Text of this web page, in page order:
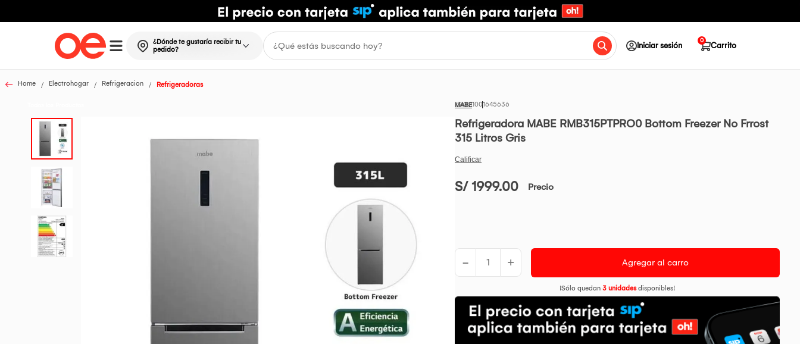
¿Dónde te gustaría recibir tu
pedido?
Iniciar sesión Carrito
0
Home Electrohogar Refrigeracion Refrigeradoras
MABE1001645636
Refrigeradora MABE RMB315PTPRO0 Bottom Freezer No Frrost
315 Litros Gris
S/ 1999.00 Precio
- + Agregar al carro
¡Sólo quedan 3 unidadesdisponibles!